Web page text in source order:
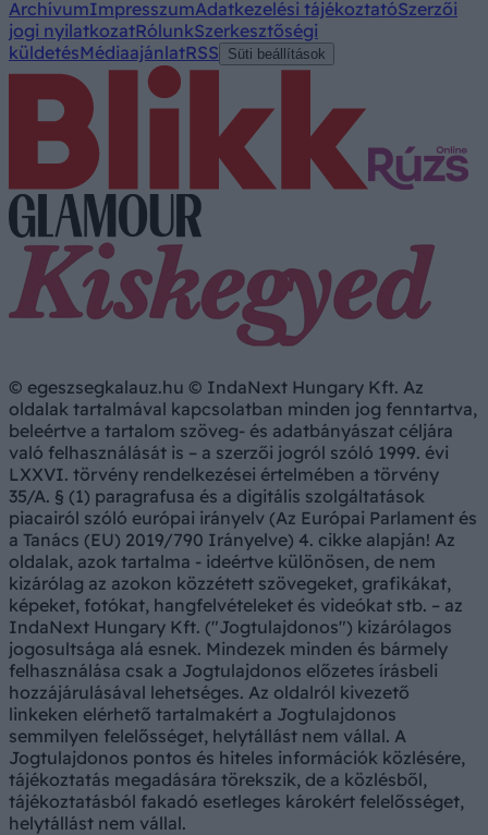
ArchívumImpresszumAdatkezelési tájékoztatóSzerzői
jogi nyilatkozatRólunkSzerkesztőségi
küldetésMédiaajánlatRSS Süti beállítások
© egeszsegkalauz.hu © IndaNext Hungary Kft. Az
oldalak tartalmával kapcsolatban minden jog fenntartva,
beleértve a tartalom szöveg- és adatbányászat céljára
való felhasználását is – a szerzői jogról szóló 1999. évi
LXXVI. törvény rendelkezései értelmében a törvény
35/A. § (1) paragrafusa és a digitális szolgáltatások
piacairól szóló európai irányelv (Az Európai Parlament és
a Tanács (EU) 2019/790 Irányelve) 4. cikke alapján! Az
oldalak, azok tartalma - ideértve különösen, de nem
kizárólag az azokon közzétett szövegeket, grafikákat,
képeket, fotókat, hangfelvételeket és videókat stb. – az
IndaNext Hungary Kft. ("Jogtulajdonos") kizárólagos
jogosultsága alá esnek. Mindezek minden és bármely
felhasználása csak a Jogtulajdonos előzetes írásbeli
hozzájárulásával lehetséges. Az oldalról kivezető
linkeken elérhető tartalmakért a Jogtulajdonos
semmilyen felelősséget, helytállást nem vállal. A
Jogtulajdonos pontos és hiteles információk közlésére,
tájékoztatás megadására törekszik, de a közlésből,
tájékoztatásból fakadó esetleges károkért felelősséget,
helytállást nem vállal.